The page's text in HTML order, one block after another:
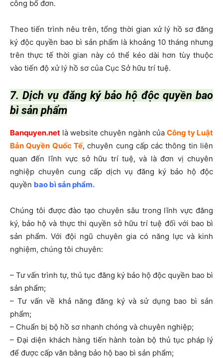
công bố đơn.
Theo tiến trình nêu trên, tổng thời gian xử lý hồ sơ đăng
ký độc quyền bao bì sản phẩm là khoảng 10 tháng nhưng
trên thực tế thời gian này có thể kéo dài hơn tùy thuộc
vào tiến độ xử lý hồ sơ của Cục Sở hữu trí tuệ.
7. Dịch vụ đăng ký bảo hộ độc quyền bao
bì sản phẩm
Banquyen.net là website chuyên ngành của Công ty Luật
Bản Quyền Quốc Tế, chuyên cung cấp các thông tin liên
quan đến lĩnh vực sở hữu trí tuệ, và là đơn vị chuyên
nghiệp chuyên cung cấp dịch vụ đăng ký bảo hộ độc
quyền bao bì sản phẩm.
Chúng tôi được đào tạo chuyên sâu trong lĩnh vực đăng
ký, bảo hộ và thực thi quyền sở hữu trí tuệ đối với bao bì
sản phẩm. Với đội ngũ chuyên gia có năng lực và kinh
nghiệm, chúng tôi chuyên:
– Tư vấn trình tự, thủ tục đăng ký bảo hộ độc quyền bao bì
sản phẩm;
– Tư vấn về khả năng đăng ký và sử dụng bao bì sản
phẩm;
– Chuẩn bị bộ hồ sơ nhanh chóng và chuyên nghiệp;
– Đại diện khách hàng tiến hành toàn bộ thủ tục pháp lý
để được cấp văn bằng bảo hộ bao bì sản phẩm;